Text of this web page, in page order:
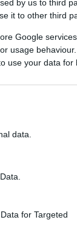
by us to third
it to other third
Google
usage
use your data for
data.
for Targeted